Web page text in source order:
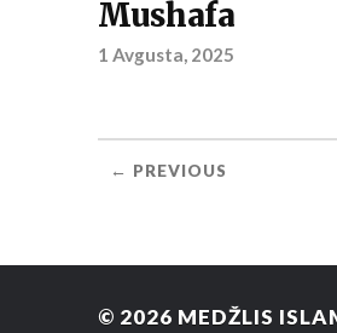
Mushafa
1 Avgusta, 2025
← PREVIOUS
© 2026 MEDŽLIS